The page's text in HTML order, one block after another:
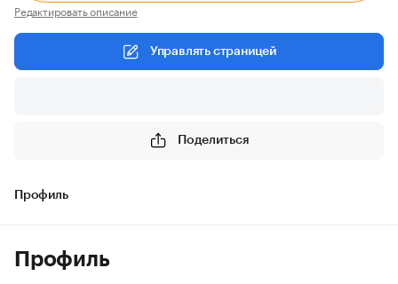
Редактировать описание
Управлять страницей
Поделиться
Профиль
Профиль